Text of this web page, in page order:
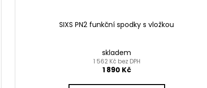
SIXS PN2 funkční spodky s vložkou
skladem
1 562 Kč bez DPH
1 890 Kč